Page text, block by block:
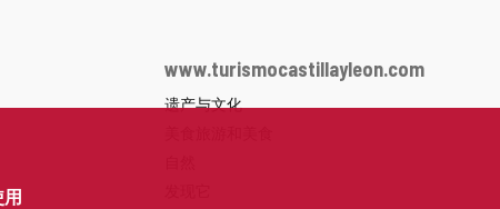
用
www.turismocastillayleon.com
遗产与文化